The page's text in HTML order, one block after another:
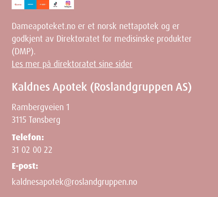
Dameapoteket.no er et norsk nettapotek og er
godkjent av Direktoratet for medisinske produkter
(DMP).
Les mer på direktoratet sine sider
Kaldnes Apotek (Roslandgruppen AS)
Rambergveien 1
3115 Tønsberg
Telefon:
31 02 00 22
E-post:
kaldnesapotek@roslandgruppen.no